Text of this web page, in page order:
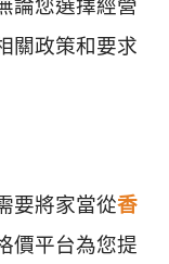
關政策和要求
要將家當從香
價平台為您提